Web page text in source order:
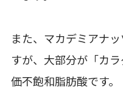
また、マカデミアナ
すが、大部分が「カ
価不飽和脂肪酸です。